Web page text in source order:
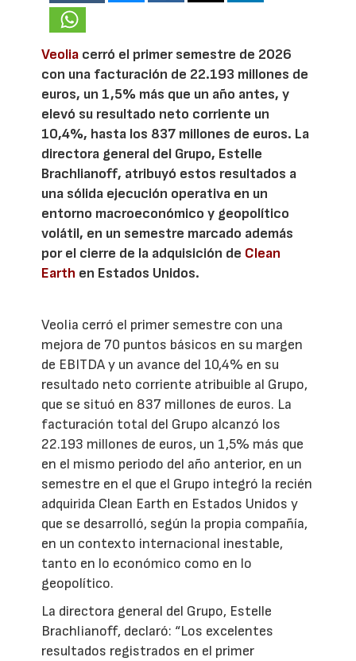
Veolia cerró el primer semestre de 2026
con una facturación de 22.193 millones de
euros, un 1,5% más que un año antes, y
elevó su resultado neto corriente un
10,4%, hasta los 837 millones de euros. La
directora general del Grupo, Estelle
Brachlianoff, atribuyó estos resultados a
una sólida ejecución operativa en un
entorno macroeconómico y geopolítico
volátil, en un semestre marcado además
por el cierre de la adquisición de Clean
Earth en Estados Unidos.
Veolia cerró el primer semestre con una
mejora de 70 puntos básicos en su margen
de EBITDA y un avance del 10,4% en su
resultado neto corriente atribuible al Grupo,
que se situó en 837 millones de euros. La
facturación total del Grupo alcanzó los
22.193 millones de euros, un 1,5% más que
en el mismo periodo del año anterior, en un
semestre en el que el Grupo integró la recién
adquirida Clean Earth en Estados Unidos y
que se desarrolló, según la propia compañía,
en un contexto internacional inestable,
tanto en lo económico como en lo
geopolítico.
La directora general del Grupo, Estelle
Brachlianoff, declaró: “Los excelentes
resultados registrados en el primer